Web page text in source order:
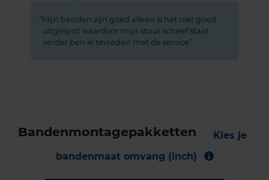
Mijn banden zijn goed alleen is het niet goed
uitgelijnd waardoor mijn stuur scheef staat
verder ben ik tevreden met de service
Bandenmontagepakketten
Kies je
bandenmaat omvang (inch)